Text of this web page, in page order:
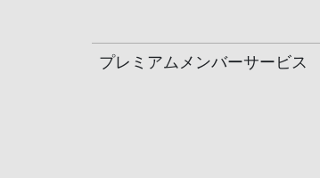
プレミアムメンバーサービス